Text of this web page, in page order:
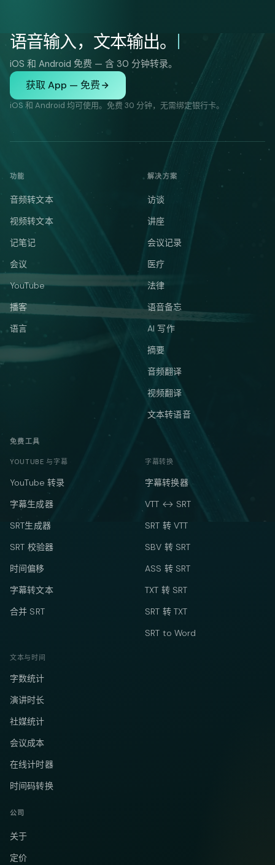
语音输入，文本输出。
iOS 和 Android 免费 — 含 30 分钟转录。
获取 App — 免费
iOS 和 Android 均可使用。免费 30 分钟，无需绑定银行卡。
功能
音频转文本
视频转文本
记笔记
会议
YouTube
播客
语言
解决方案
访谈
讲座
会议记录
医疗
法律
语音备忘
AI 写作
摘要
音频翻译
视频翻译
文本转语音
免费工具
YOUTUBE 与字幕
YouTube 转录
字幕生成器
SRT生成器
SRT 校验器
时间偏移
字幕转文本
合并 SRT
字幕转换
字幕转换器
VTT ↔ SRT
SRT 转 VTT
SBV 转 SRT
ASS 转 SRT
TXT 转 SRT
SRT 转 TXT
SRT to Word
文本与时间
字数统计
演讲时长
社媒统计
会议成本
在线计时器
时间码转换
公司
关于
定价